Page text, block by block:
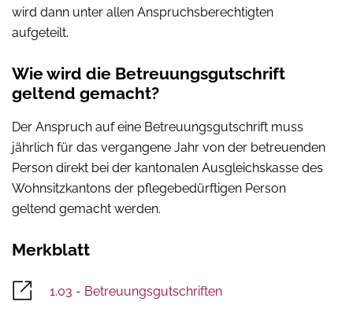
wird dann unter allen Anspruchsberechtigten
aufgeteilt.
Wie wird die Betreuungsgutschrift
geltend gemacht?
Der Anspruch auf eine Betreuungsgutschrift muss
jährlich für das vergangene Jahr von der betreuenden
Person direkt bei der kantonalen Ausgleichskasse des
Wohnsitzkantons der pflegebedürftigen Person
geltend gemacht werden.
Merkblatt
1.03 - Betreuungsgutschriften